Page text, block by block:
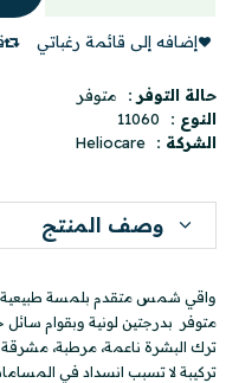
إضافه إلى قائمة رغباتي
حالة التوفر :
متوفر
النوع :
11060
الشركة :
Heliocare
وصف المنتج
واقي شمس متقدم بلمسة طبيعية
متوفر بدرجتين لونية وبقوام
ترك البشرة ناعمة، مرطبة،
تركيبة لا تسبب انسداد في